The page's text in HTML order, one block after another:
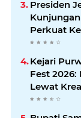
Presiden
Perkuat
Kejari
Fest
Lewat